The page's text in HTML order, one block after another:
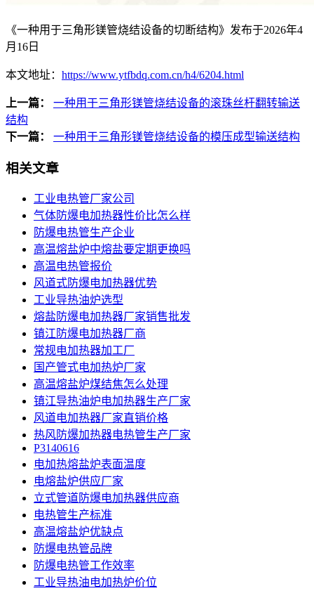
《一种用于三角形镁管烧结设备的切断结构》发布于2026年4
月16日
本文地址： https://www.ytfbdq.com.cn/h4/6204.html
上一篇：
一种用于三角形镁管烧结设备的滚珠丝杆翻转输送
结构
下一篇：
一种用于三角形镁管烧结设备的模压成型输送结构
相关文章
工业电热管厂家公司
气体防爆电加热器性价比怎么样
防爆电热管生产企业
高温熔盐炉中熔盐要定期更换吗
高温电热管报价
风道式防爆电加热器优势
工业导热油炉选型
熔盐防爆电加热器厂家销售批发
镇江防爆电加热器厂商
常规电加热器加工厂
国产管式电加热炉厂家
高温熔盐炉煤结焦怎么处理
镇江导热油炉电加热器生产厂家
风道电加热器厂家直销价格
热风防爆加热器电热管生产厂家
P3140616
电加热熔盐炉表面温度
电熔盐炉供应厂家
立式管道防爆电加热器供应商
电热管生产标准
高温熔盐炉优缺点
防爆电热管品牌
防爆电热管工作效率
工业导热油电加热炉价位